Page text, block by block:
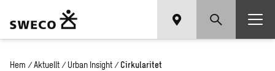
Hem / Aktuellt / Urban Insight / Cirkularitet